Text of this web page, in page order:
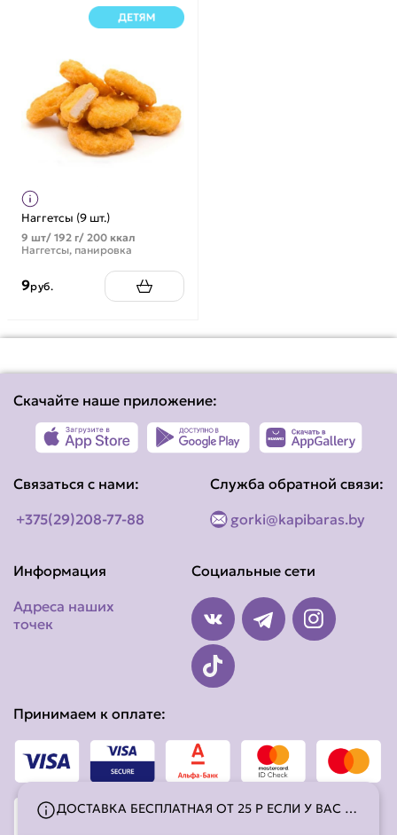
ДОСТАВКА БЕСПЛАТНАЯ ОТ 25 Р ЕСЛИ У ВАС ЗАКАЗ НА СУММУ МЕНЕЕ 25 Р СТОИМОСТЬ ДОСТАВКИ 8,50Р
Наггетсы (9 шт.)
9 шт/ 192 г/ 200 ккал
Наггетсы, панировка
9руб.
Скачайте наше приложение:
Связаться с нами:
+375(29)208-77-88
Служба обратной связи:
gorki@kapibaras.by
Информация
Адреса наших
точек
Социальные сети
Принимаем к оплате: